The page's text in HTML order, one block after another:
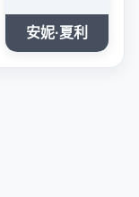
安妮·夏利